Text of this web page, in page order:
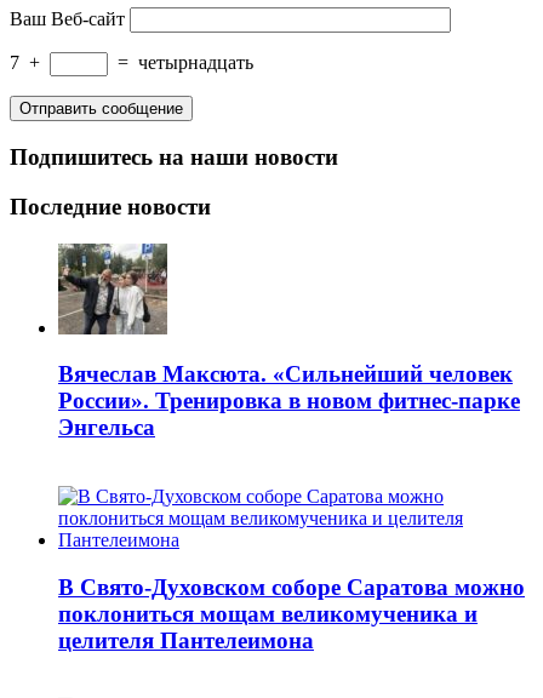
Ваш Веб-сайт
7 + = четырнадцать
Подпишитесь на наши новости
Последние новости
Вячеслав Максюта. «Сильнейший человек
России». Тренировка в новом фитнес-парке
Энгельса
В Свято-Духовском соборе Саратова можно
поклониться мощам великомученика и
целителя Пантелеимона